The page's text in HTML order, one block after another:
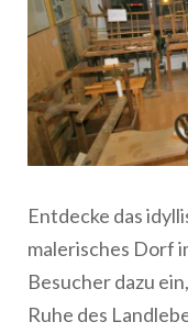
Entdecke das
malerisches Dorf
Besucher dazu
Ruhe des